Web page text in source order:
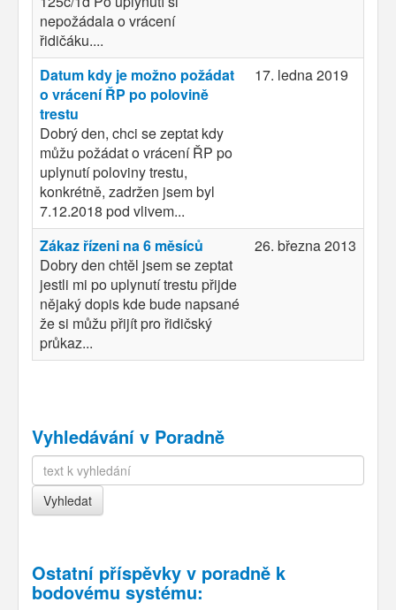
nepožádala o vrácení
řidičáku....
Datum kdy je možno požádat
o vrácení ŘP po polovině
trestu
Dobrý den, chci se zeptat kdy
můžu požádat o vrácení ŘP po
uplynutí poloviny trestu,
konkrétně, zadržen jsem byl
7.12.2018 pod vlivem...
17. ledna 2019
Zákaz řízeni na 6 měsíců
Dobry den chtěl jsem se zeptat
jestli mi po uplynutí trestu přijde
nějaký dopis kde bude napsané
že si můžu přijít pro řidičský
průkaz...
26. března 2013
Vyhledávání v Poradně
Ostatní příspěvky v poradně k
bodovému systému: